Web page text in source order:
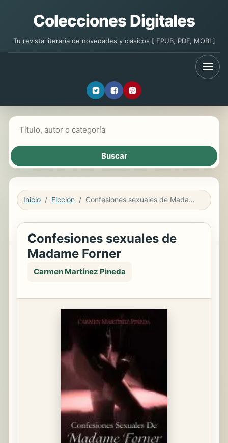
Colecciones Digitales
Tu revista literaria de novedades y clásicos [ EPUB, PDF, MOBI ]
Inicio Ficción Confesiones sexuales de Madame Forner
Confesiones sexuales de
Madame Forner
Carmen Martínez Pineda